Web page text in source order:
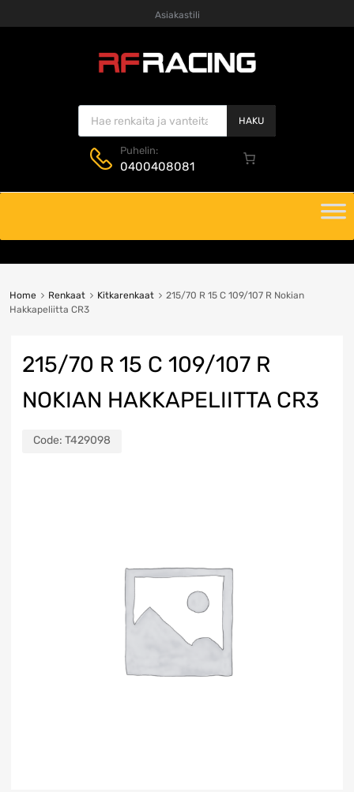
Asiakastili
Products search
HAKU
Puhelin:
0400408081
content
Home Renkaat Kitkarenkaat
215/70 R 15 C 109/107 R Nokian
Hakkapeliitta CR3
215/70 R 15 C 109/107 R
NOKIAN HAKKAPELIITTA CR3
Code: T429098